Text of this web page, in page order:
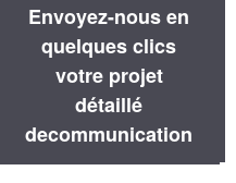
Envoyez-nous en
quelques clics
votre projet
détaillé
decommunication